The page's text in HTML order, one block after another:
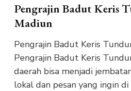
Pengrajin Badut Keris
Madiun
Pengrajin Badut Keris
Pengrajin Badut Keris
daerah bisa menjadi
lokal dan pesan yang ingin di